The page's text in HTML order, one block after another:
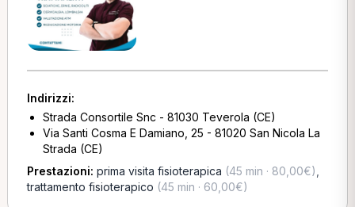
Indirizzi:
Strada Consortile Snc - 81030 Teverola (CE)
Via Santi Cosma E Damiano, 25 - 81020 San Nicola La
Strada (CE)
Prestazioni: prima visita fisioterapica (45 min · 80,00€)
trattamento fisioterapico (45 min · 60,00€)